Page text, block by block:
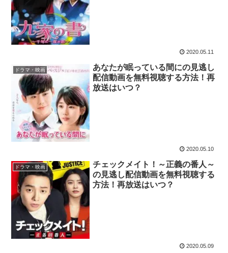
2020.05.11
ドラマ・映画
あなたが眠っている間にの見逃し
配信動画を無料視聴する方法！再
放送はいつ？
2020.05.10
ドラマ・映画
チェックメイト！～正義の番人～
の見逃し配信動画を無料視聴する
方法！再放送はいつ？
2020.05.09